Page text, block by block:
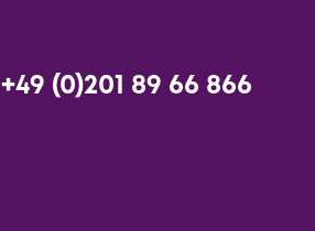
+49 (0)201 89 66 866